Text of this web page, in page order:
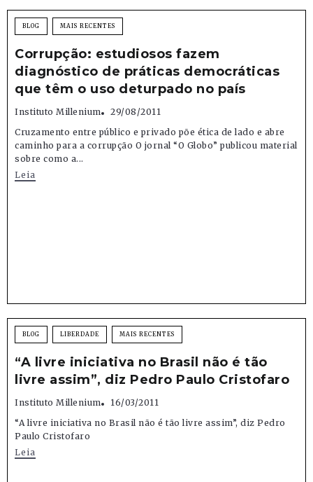
BLOG MAIS RECENTES
Corrupção: estudiosos fazem
diagnóstico de práticas democráticas
que têm o uso deturpado no país
Instituto Millenium
29/08/2011
Cruzamento entre público e privado põe ética de lado e abre
caminho para a corrupção O jornal “O Globo” publicou material
sobre como a...
Leia
BLOG LIBERDADE MAIS RECENTES
“A livre iniciativa no Brasil não é tão
livre assim”, diz Pedro Paulo Cristofaro
Instituto Millenium
16/03/2011
“A livre iniciativa no Brasil não é tão livre assim”, diz Pedro
Paulo Cristofaro
Leia